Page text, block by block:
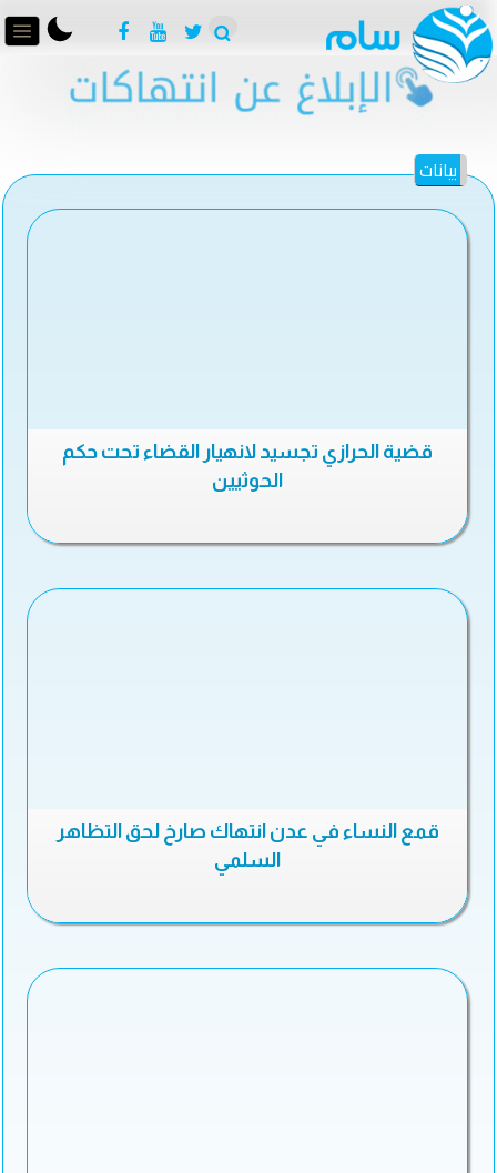
بيانات
قضية الحرازي تجسيد لانهيار القضاء تحت حكم
الحوثيين
قمع النساء في عدن انتهاك صارخ لحق التظاهر
السلمي